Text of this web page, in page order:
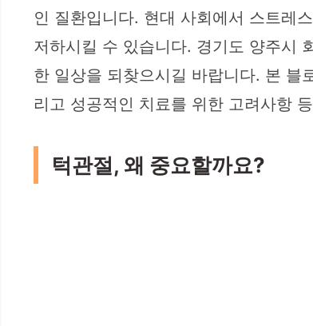
인 질환입니다. 현대 사회에서 스트레
저하시킬 수 있습니다. 경기도 양주시
한 일상을 되찾으시길 바랍니다. 본 블
리고 성공적인 치료를 위한 고려사항
턱관절, 왜 중요할까요?